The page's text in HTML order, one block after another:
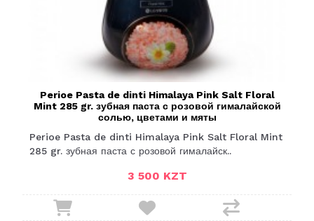
Perioe Pasta de dinti Himalaya Pink Salt Floral
Mint 285 gr. зубная паста с розовой гималайской
солью, цветами и мяты
Perioe Pasta de dinti Himalaya Pink Salt Floral Mint
285 gr. зубная паста с розовой гималайск..
3 500 KZT